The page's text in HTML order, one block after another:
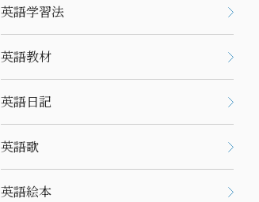
英語学習法
英語教材
英語日記
英語歌
英語絵本